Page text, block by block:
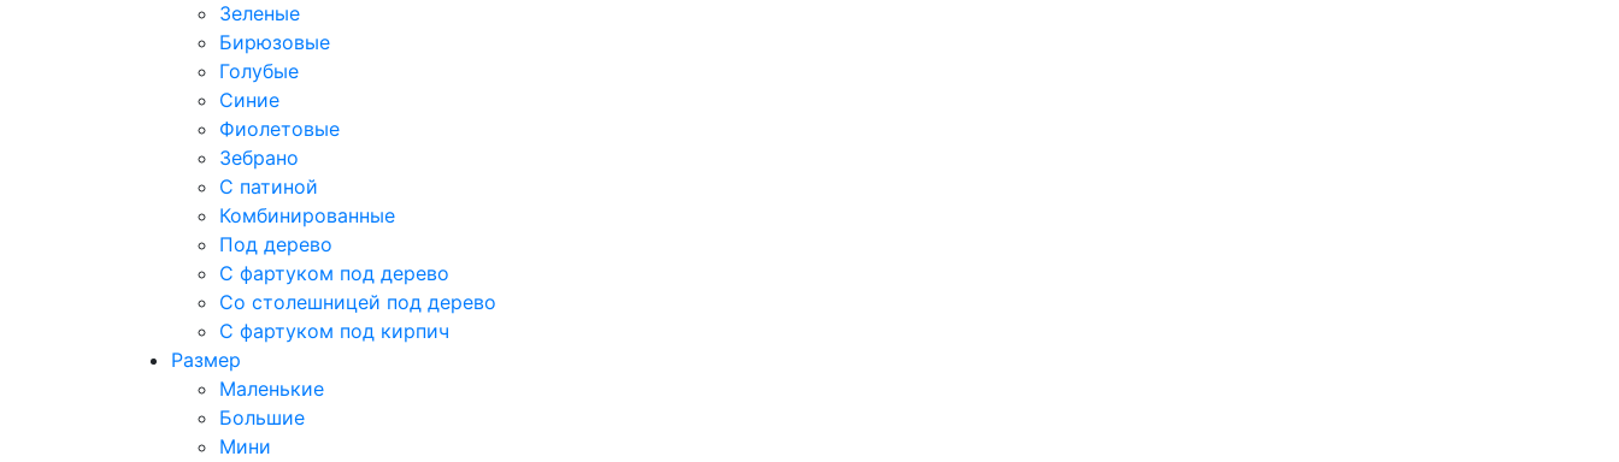
Зеленые
Бирюзовые
Голубые
Синие
Фиолетовые
Зебрано
С патиной
Комбинированные
Под дерево
С фартуком под дерево
Со столешницей под дерево
С фартуком под кирпич
Размер
Маленькие
Большие
Мини